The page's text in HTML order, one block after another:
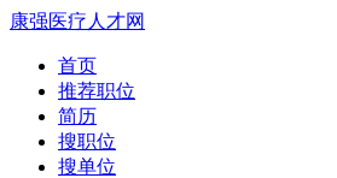
康强医疗人才网
首页
推荐职位
简历
搜职位
搜单位